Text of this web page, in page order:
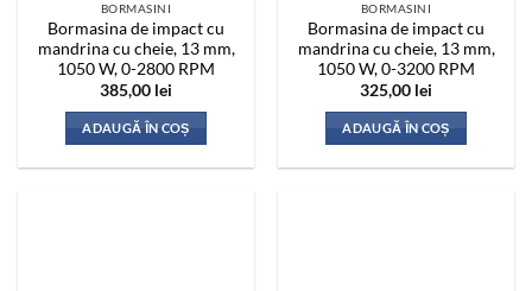
BORMASINI
Bormasina de impact cu
mandrina cu cheie, 13 mm,
1050 W, 0-2800 RPM
385,00 lei
ADAUGĂ ÎN COȘ
BORMASINI
Bormasina de impact cu
mandrina cu cheie, 13 mm,
1050 W, 0-3200 RPM
325,00 lei
ADAUGĂ ÎN COȘ